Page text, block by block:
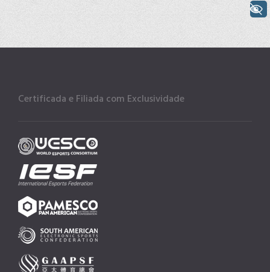
Certificada e Filiada com Exclusividade
+ Acessibilidade